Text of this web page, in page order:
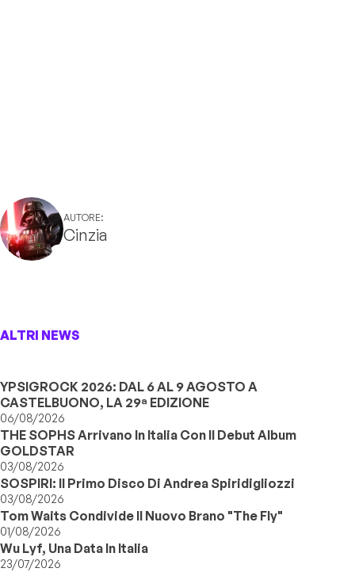
AUTORE:
Cinzia
ALTRI NEWS
YPSIGROCK 2026: DAL 6 AL 9 AGOSTO A
CASTELBUONO, LA 29ª EDIZIONE
06/08/2026
THE SOPHS Arrivano In Italia Con Il Debut Album
GOLDSTAR
03/08/2026
SOSPIRI: Il Primo Disco Di Andrea Spiridigliozzi
03/08/2026
Tom Waits Condivide Il Nuovo Brano "The Fly"
01/08/2026
Wu Lyf, Una Data In Italia
23/07/2026